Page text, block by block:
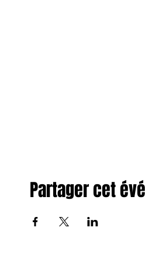
Partager cet